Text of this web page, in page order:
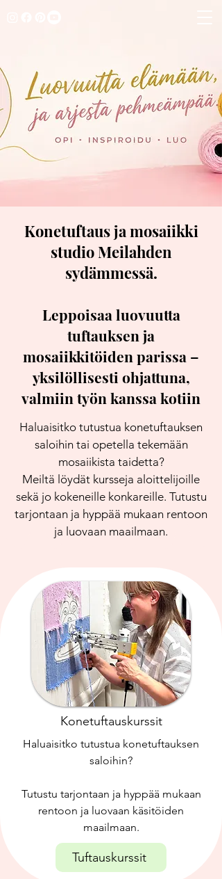
Konetuftaus ja mosaiikki
studio Meilahden
sydämmessä.
Leppoisaa luovuutta
tuftauksen ja
mosaiikkitöiden parissa –
yksilöllisesti ohjattuna,
valmiin työn kanssa kotiin
Haluaisitko tutustua konetuftauksen
saloihin tai opetella tekemään
mosaiikista taidetta?
Meiltä löydät kursseja aloittelijoille
sekä jo kokeneille konkareille. Tutustu
tarjontaan ja hyppää mukaan rentoon
ja luovaan maailmaan.
Konetuftauskurssit
Haluaisitko tutustua konetuftauksen
saloihin?
Tutustu tarjontaan ja hyppää mukaan
rentoon ja luovaan käsitöiden
maailmaan.
Tuftauskurssit